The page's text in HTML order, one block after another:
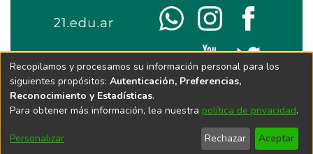
Recopilamos y procesamos su información personal para los
siguientes propósitos: Autenticación, Preferencias,
Reconocimiento y Estadísticas.
Para obtener más información, lea nuestra política de privacidad.
Personalizar Rechazar Aceptar